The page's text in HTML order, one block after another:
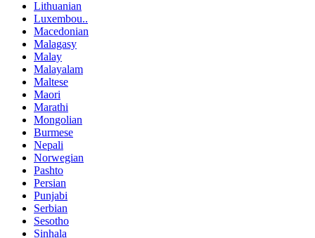
Lithuanian
Luxembou..
Macedonian
Malagasy
Malay
Malayalam
Maltese
Maori
Marathi
Mongolian
Burmese
Nepali
Norwegian
Pashto
Persian
Punjabi
Serbian
Sesotho
Sinhala